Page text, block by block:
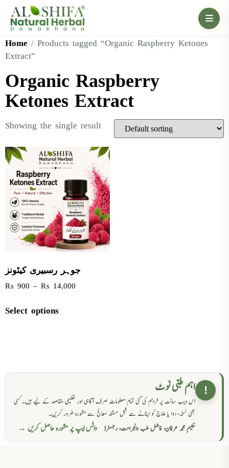
Home / Products tagged “Organic Raspberry Ketones
Extract”
Organic Raspberry
Ketones Extract
Showing the single result
جوہر رسبیری کیٹونز
₨ 900 – ₨ 14,000
Select options
! اہم طبی نوٹ
اس ویب سائٹ پر فراہم کی گئی تمام معلومات صرف آگاہی اور تعلیمی مقاصد کے لیے ہیں۔ کسی
بھی نسخہ، دوا یا علاج کو اپنانے سے قبل مستند معالج سے مشورہ ضرور کریں۔
حکیم محمد عرفان، فاضل طب والجراحت، رجسٹرڈ
واٹس ایپ پر مشورہ حاصل کریں →